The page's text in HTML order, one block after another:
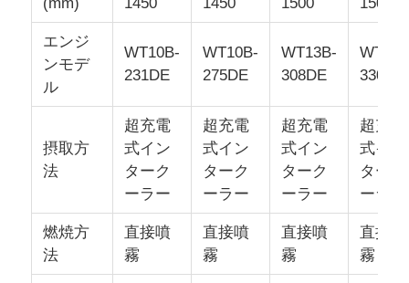
エンジ
ンモデ
ル
WT10B-
231DE
WT10B-
275DE
WT13B-
308DE
330DE
摂取方
法
超充電
式イン
ターク
ーラー
超充電
式イン
ターク
ーラー
超充電
式イン
ターク
ーラー
超充電
式イン
ターク
ーラー
燃焼方
法
直接噴
霧
直接噴
霧
直接噴
霧
直接噴
霧